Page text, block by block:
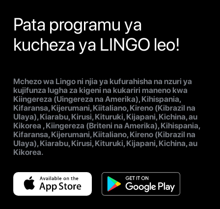
Pata programu ya
kucheza ya LINGO leo!
Mchezo wa Lingo ni njia ya kufurahisha na nzuri ya
kujifunza lugha za kigeni na kukariri maneno kwa
Kiingereza (Uingereza na Amerika), Kihispania,
Kifaransa, Kijerumani, Kiitaliano, Kireno (Kibrazil na
Ulaya), Kiarabu, Kirusi, Kituruki, Kijapani, Kichina, au
Kikorea , Kiingereza (Briteni na Amerika), Kihispania,
Kifaransa, Kijerumani, Kiitaliano, Kireno (Kibrazil na
Ulaya), Kiarabu, Kirusi, Kituruki, Kijapani, Kichina, au
Kikorea.